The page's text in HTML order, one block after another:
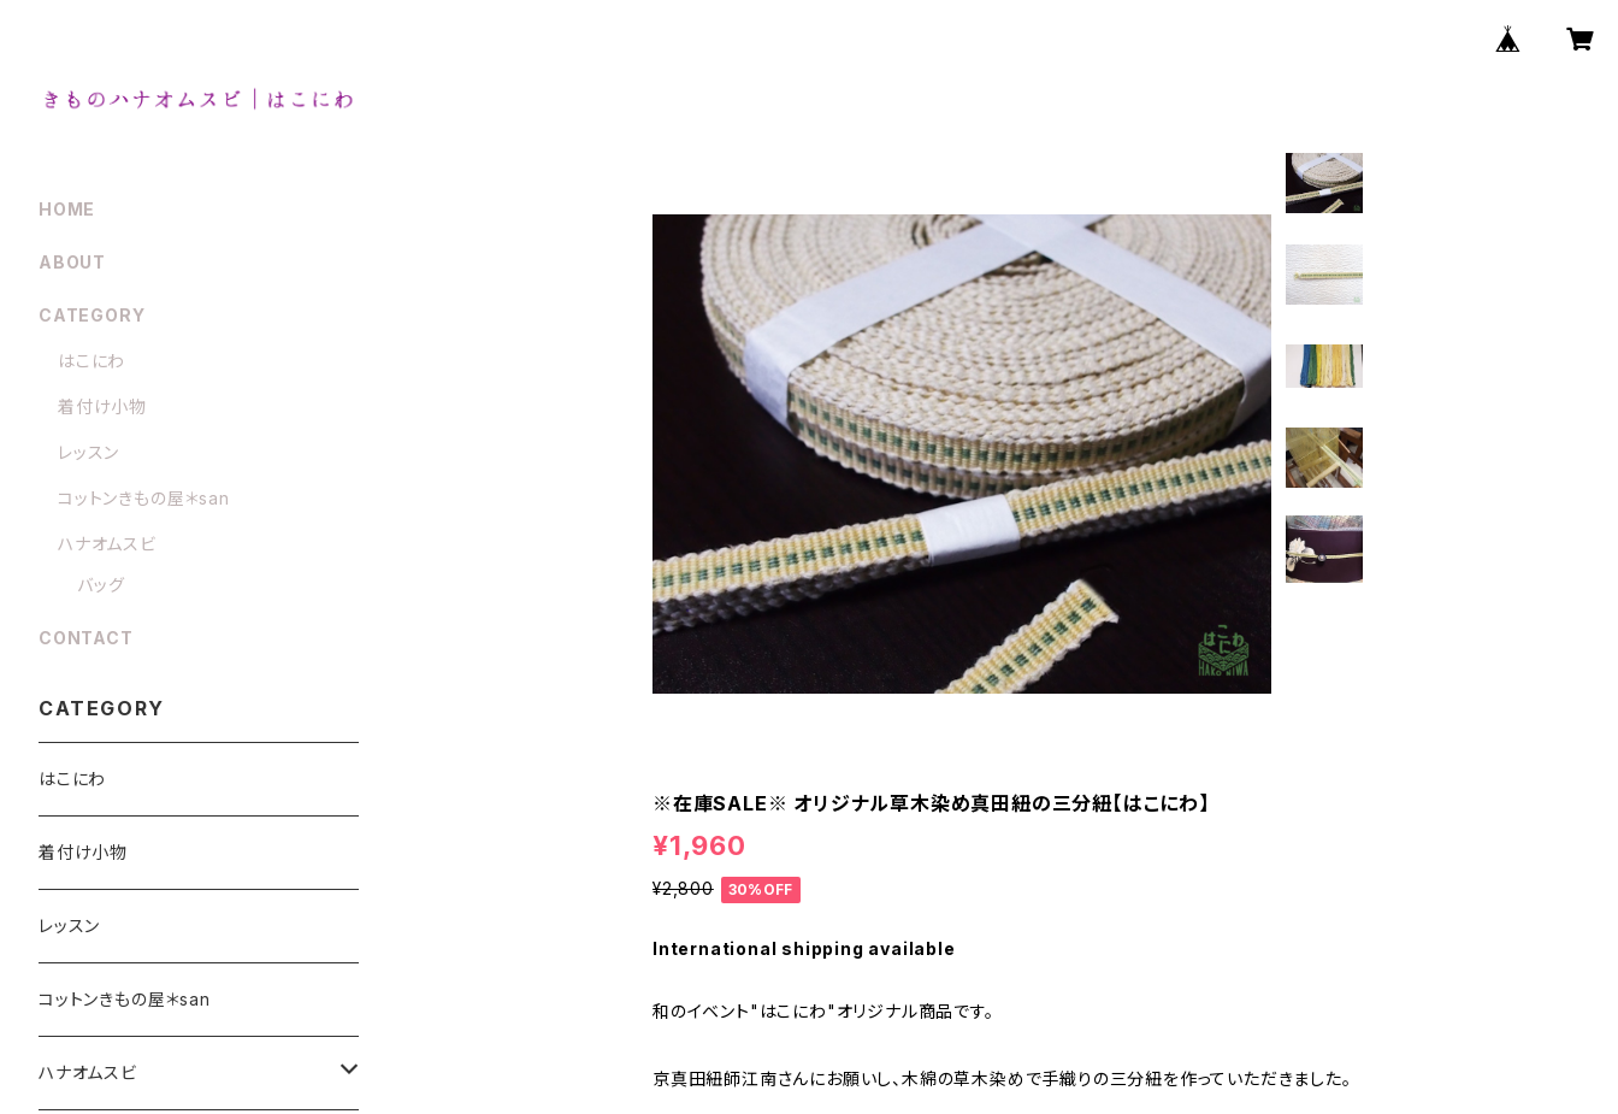
※在庫SALE※ オリジナル草木染め真田紐の三分紐【はこにわ】
¥1,960
¥2,800 30%OFF
International shipping available
和のイベント"はこにわ"オリジナル商品です。
京真田紐師江南さんにお願いし、木綿の草木染めで手織りの三分紐を作っていただきました。
HOME
ABOUT
CATEGORY
はこにわ
着付け小物
レッスン
コットンきもの屋＊san
ハナオムスビ
バッグ
CONTACT
CATEGORY
はこにわ
着付け小物
レッスン
コットンきもの屋＊san
ハナオムスビ